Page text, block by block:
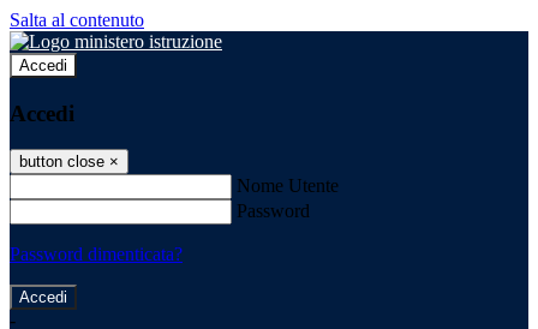
Salta al contenuto
Accedi
Accedi
button close ×
Nome Utente
Password
Password dimenticata?
-